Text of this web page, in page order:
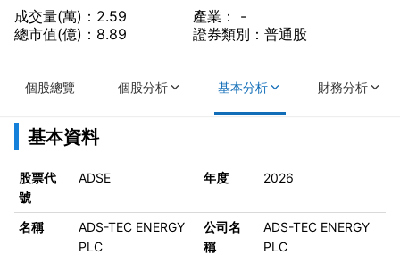
成交量(萬)：2.59
總市值(億)：8.89
產業： -
證券類別：普通股
個股總覽 個股分析 基本分析 財務分析
基本資料
股票代
號
ADSE 年度 2026
名稱
ADS-TEC ENERGY
PLC
公司名
稱
ADS-TEC ENERGY
PLC